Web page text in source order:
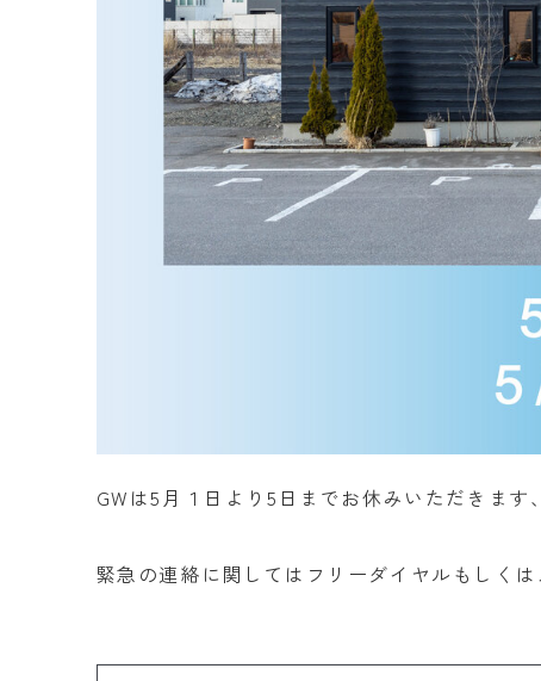
GWは5月１日より5日までお休みいただきま
緊急の連絡に関してはフリーダイヤルもしく